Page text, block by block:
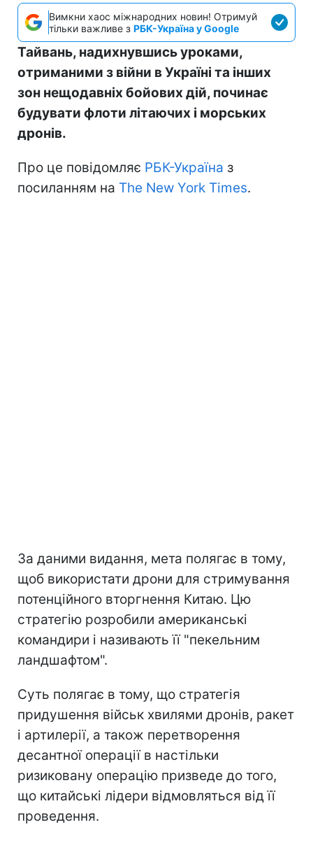
Вимкни хаос міжнародних новин! Отримуй
тільки важливе з РБК-Україна у Google
Тайвань, надихнувшись уроками,
отриманими з війни в Україні та інших
зон нещодавніх бойових дій, починає
будувати флоти літаючих і морських
дронів.
Про це повідомляє РБК-Україна з
посиланням на The New York Times.
За даними видання, мета полягає в тому,
щоб використати дрони для стримування
потенційного вторгнення Китаю. Цю
стратегію розробили американські
командири і називають її "пекельним
ландшафтом".
Суть полягає в тому, що стратегія
придушення військ хвилями дронів, ракет
і артилерії, а також перетворення
десантної операції в настільки
ризиковану операцію призведе до того,
що китайські лідери відмовляться від її
проведення.